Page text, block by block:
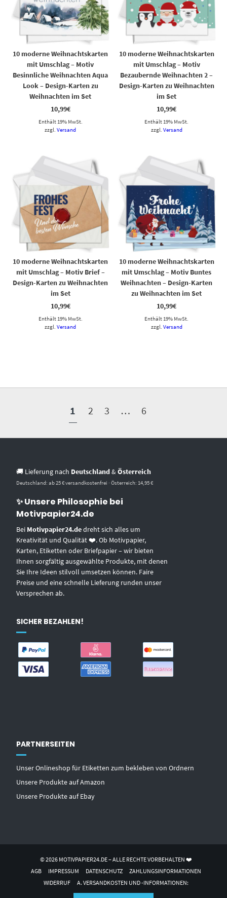
10 moderne Weihnachtskarten
mit Umschlag – Motiv
Besinnliche Weihnachten Aqua
Look – Design-Karten zu
Weihnachten im Set
10,99€
Enthält 19% MwSt.
zzgl.Versand
10 moderne Weihnachtskarten
mit Umschlag – Motiv
Bezaubernde Weihnachten 2 –
Design-Karten zu Weihnachten
im Set
10,99€
Enthält 19% MwSt.
zzgl. Versand
10 moderne Weihnachtskarten
mit Umschlag – Motiv Brief –
Design-Karten zu Weihnachten
im Set
10,99€
Enthält 19% MwSt.
zzgl.Versand
10 moderne Weihnachtskarten
mit Umschlag – Motiv Buntes
Weihnachten – Design-Karten
zu Weihnachten im Set
10,99€
Enthält 19% MwSt.
zzgl. Versand
1 2 3 … 6
🚚 Lieferung nach Deutschland &Österreich
Deutschland: ab 25 € versandkostenfrei · Österreich: 14,95 €
✨ Unsere Philosophie bei
Motivpapier24.de
Bei Motivpapier24.dedreht sich alles um
Kreativität und Qualität ❤️. Ob Motivpapier,
Karten, Etiketten oder Briefpapier – wir bieten
Ihnen sorgfältig ausgewählte Produkte, mit denen
Sie Ihre Ideen stilvoll umsetzen können. Faire
Preise und eine schnelle Lieferung runden unser
Versprechen ab.
SICHER BEZAHLEN!
PARTNERSEITEN
Unser Onlineshop für Etiketten zum bekleben von Ordnern
Unsere Produkte auf Amazon
Unsere Produkte auf Ebay
© 2026 MOTIVPAPIER24.DE – ALLE RECHTE VORBEHALTEN ❤️
AGB
IMPRESSUM DATENSCHUTZ
ZAHLUNGSINFORMATIONEN
WIDERRUF
A. VERSANDKOSTEN UND -INFORMATIONEN: